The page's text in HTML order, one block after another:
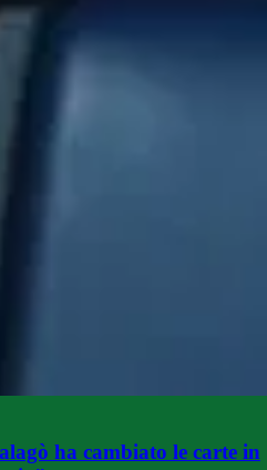
ha cambiato le carte in